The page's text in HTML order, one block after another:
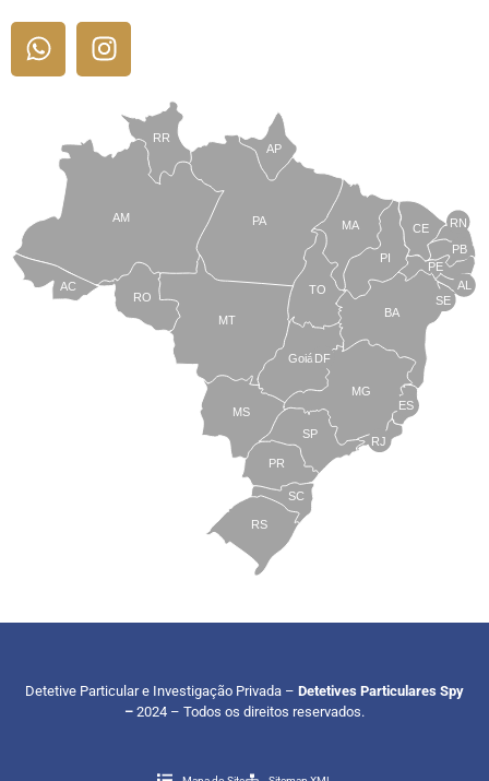
TO
BA
SE
PE
AL
RN
CE
PI
MA
AP
PA
RR
AM
AC
RO
MT
MS
Goiás
PR
SC
RS
SP
MG
RJ
ES
DF
PB
Detetive Particular e Investigação Privada – Detetives Particulares Spy
– 2024 – Todos os direitos reservados.